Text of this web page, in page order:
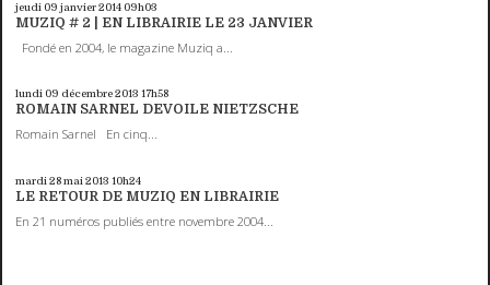
jeudi 09 janvier 2014 09h03
MUZIQ # 2 | EN LIBRAIRIE LE 23 JANVIER
Fondé en 2004, le magazine Muziq a...
lundi 09 décembre 2013 17h58
ROMAIN SARNEL DEVOILE NIETZSCHE
Romain Sarnel En cinq...
mardi 28mai 2013 10h24
LE RETOUR DE MUZIQ EN LIBRAIRIE
En 21 numéros publiés entre novembre 2004...